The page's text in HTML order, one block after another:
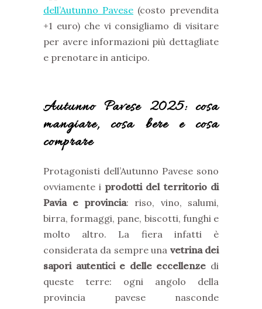
dell’Autunno Pavese (costo prevendita
+1 euro) che vi consigliamo di visitare
per avere informazioni più dettagliate
e prenotare in anticipo.
Autunno Pavese 2025: cosa
mangiare, cosa bere e cosa
comprare
Protagonisti dell’Autunno Pavese sono
ovviamente i prodotti del territorio di
Pavia e provincia: riso, vino, salumi,
birra, formaggi, pane, biscotti, funghi e
molto altro. La fiera infatti è
considerata da sempre una vetrina dei
sapori autentici e delle eccellenze di
queste terre: ogni angolo della
provincia pavese nasconde